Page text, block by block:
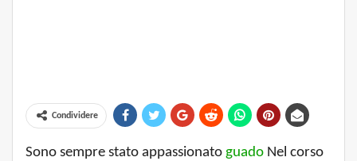
Condividere
Sono sempre stato appassionato guado Nel corso